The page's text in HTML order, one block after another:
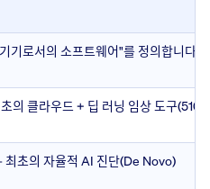
기로서의 소프트웨어"를 정의합니다
의 클라우드 + 딥 러닝 임상 도구
초의 자율적 AI 진단(De Novo)